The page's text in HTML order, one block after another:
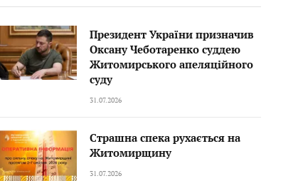
Президент України призначив
Оксану Чеботаренко суддею
Житомирського апеляційного
суду
31.07.2026
Страшна спека рухається на
Житомирщину
31.07.2026